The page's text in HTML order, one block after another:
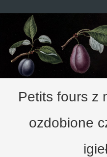
Skip to content
Petits fours z
ozdobione